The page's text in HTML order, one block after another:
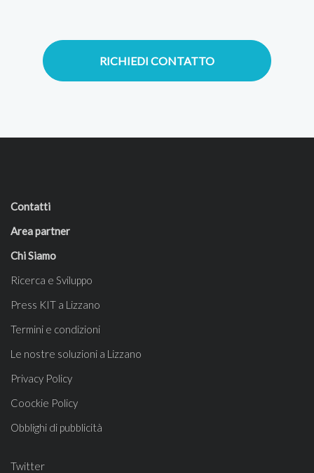
RICHIEDI CONTATTO
Contatti
Area partner
Chi Siamo
Ricerca e Sviluppo
Press KIT a Lizzano
Termini e condizioni
Le nostre soluzioni a Lizzano
Privacy Policy
Coockie Policy
Obblighi di pubblicità
Twitter